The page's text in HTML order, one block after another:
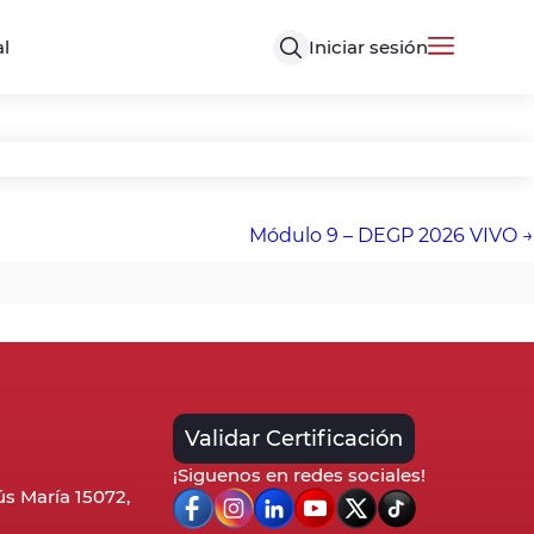
Iniciar sesión
Módulo 9 – DEGP 2026 VIVO
María 15072,
Validar Certificación
¡Siguenos en redes sociales!